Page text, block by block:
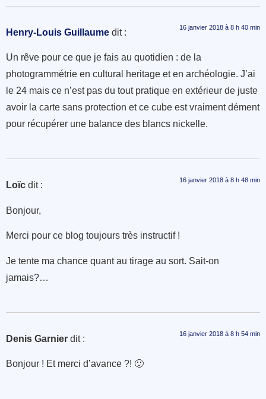
Henry-Louis Guillaume dit : 16 janvier 2018 à 8 h 40 min
Un rêve pour ce que je fais au quotidien : de la
photogrammétrie en cultural heritage et en archéologie. J’ai
le 24 mais ce n’est pas du tout pratique en extérieur de juste
avoir la carte sans protection et ce cube est vraiment dément
pour récupérer une balance des blancs nickelle.
Loïc dit : 16 janvier 2018 à 8 h 48 min
Bonjour,
Merci pour ce blog toujours très instructif !
Je tente ma chance quant au tirage au sort. Sait-on
jamais?…
Denis Garnier dit : 16 janvier 2018 à 8 h 54 min
Bonjour ! Et merci d’avance ?! 🙂